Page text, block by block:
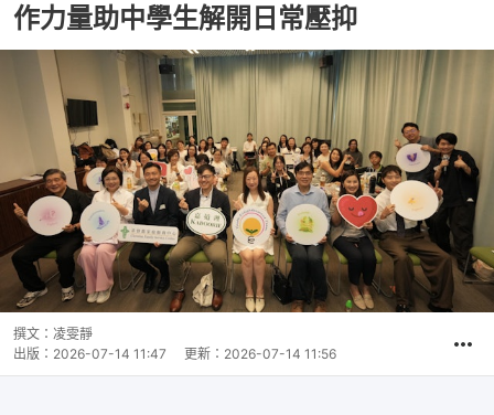
作力量助中學生解開日常壓抑
撰文： 凌雯靜
出版： 2026-07-14 11:47 更新： 2026-07-14 11:56